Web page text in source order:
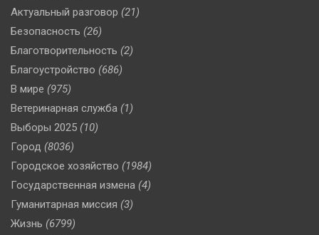
Актуальный разговор (21)
Безопасность (26)
Благотворительность (2)
Благоустройство (686)
В мире (975)
Ветеринарная служба (1)
Выборы 2025 (10)
Город (8036)
Городское хозяйство (1984)
Государственная измена (4)
Гуманитарная миссия (3)
Жизнь (6799)